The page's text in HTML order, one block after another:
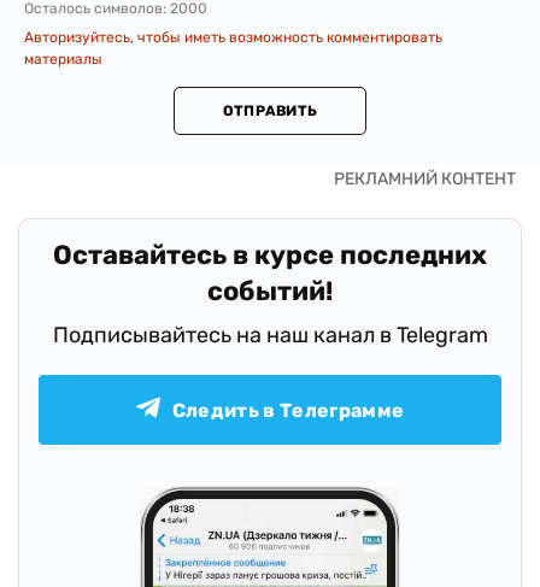
Осталось символов: 2000
Авторизуйтесь, чтобы иметь возможность комментировать
материалы
ОТПРАВИТЬ
Оставайтесь в курсе последних
событий!
Подписывайтесь на наш канал в Telegram
Следить в Телеграмме